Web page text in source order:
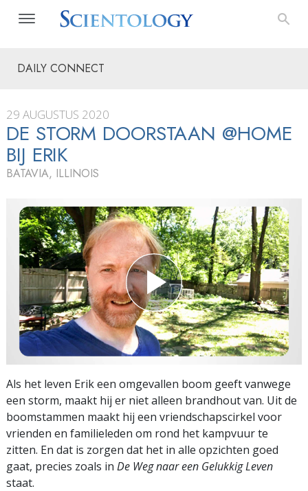
DAILY CONNECT
29 AUGUSTUS 2020
DE STORM DOORSTAAN @HOME
BIJ ERIK
BATAVIA, ILLINOIS
Als het leven Erik een omgevallen boom geeft vanwege
een storm, maakt hij er niet alleen brandhout van. Uit de
boomstammen maakt hij een vriendschapscirkel voor
vrienden en familieleden om rond het kampvuur te
zitten. En dat is zorgen dat het in alle opzichten goed
gaat, precies zoals in De Weg naar een Gelukkig Leven
staat.